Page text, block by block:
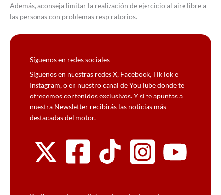
Además, aconseja limitar la realización de ejercicio al aire libre a
las personas con problemas respiratorios.
Síguenos en redes sociales
Síguenos en nuestras redes X, Facebook, TikTok e
Instagram, o en nuestro canal de YouTube donde te
ofrecemos contenidos exclusivos. Y si te apuntas a
nuestra Newsletter recibirás las noticias más
destacadas del motor.